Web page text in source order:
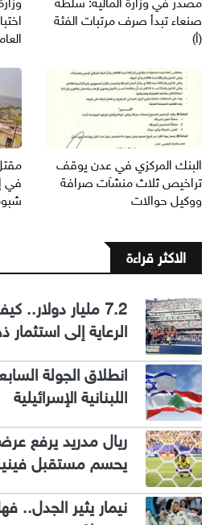
صنعاء تبدأ صرف مرتبات الفئة
(أ)
البنك المركزي في عدن يوقف
تراخيص ثلاث منشآت صرافة
ووكيل حوالات
في
الاكثر قراءة
7.2 مليار
الرعاية إلى
انطلاق الجولة
اللبنانية الإسرائيلية
ريال مدريد يرفع
يحسم مستقبل
نيمار يثير الجدل..